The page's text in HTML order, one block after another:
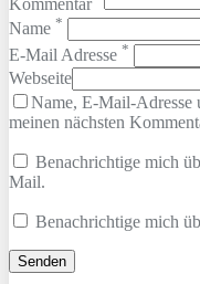
Name *
E-Mail Adresse *
Webseite
Name, E-Mail-Adresse
meinen nächsten
Benachrichtige mich
Mail.
Benachrichtige mich